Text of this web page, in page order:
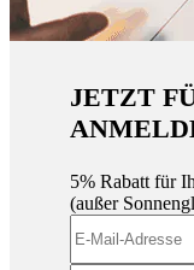
JETZT
5% Rabatt für
(außer